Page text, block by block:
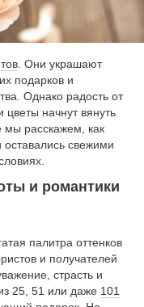
. Они украшают
подарков и
Однако радость от
начнут вянуть
мы расскажем, как
оставались свежими
и романтики
палитра оттенков
и получателей
страсть и
25, 51 или даже 101